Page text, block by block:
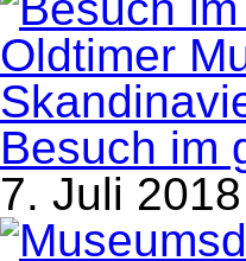
Besuch im
7. Juli 2018